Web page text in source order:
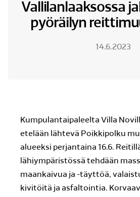
Vallilanlaaksossa
pyöräilyn
14.6.2023
Kumpulantaipaleelta Villa
etelään lähtevä Poikkipolku
alueeksi perjantaina 16.6.
lähiympäristössä tehdään
maankaivua ja -täyttöä,
kivitöitä ja asfaltointia.